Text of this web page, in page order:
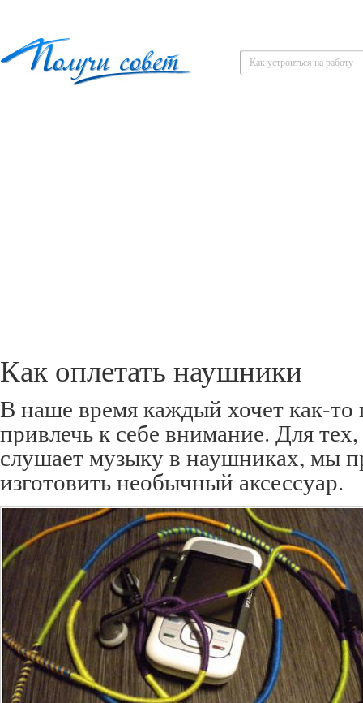
Как оплетать наушники
В наше время каждый хочет как-то
привлечь к себе внимание. Для
слушает музыку в наушниках, мы
изготовить необычный аксессуар.